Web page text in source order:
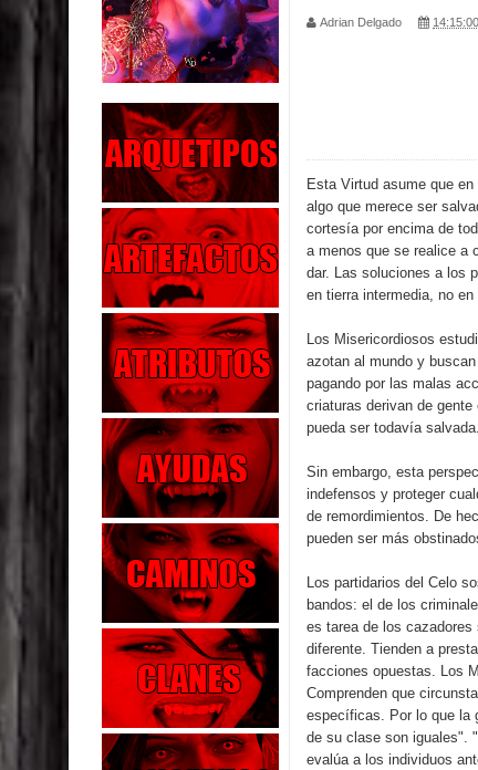
Los Muertos se Levantan (Relato)
Los Monstruos más Buscados
Alma
El Destructor
El Buscador
El Pueblo Protegido
Parte 05: Sitiados
Parte 04: Se Descubre el Pastel
Parte 03: Una Piraña en el Bidé
Adrian Delgado 14:15:00
Esta Virtud asume que
algo que merece ser
cortesía por encima de
a menos que se realice a
dar. Las soluciones a los
en tierra intermedia, no
Los Misericordiosos
azotan al mundo y
pagando por las malas
criaturas derivan de
pueda ser todavía salvada.
Sin embargo, esta
indefensos y proteger
de remordimientos. De
pueden ser más
Los partidarios del Celo
bandos: el de los
es tarea de los
diferente. Tienden a
facciones opuestas. Los
Comprenden que
específicas. Por lo que la
de su clase son iguales".
evalúa a los individuos